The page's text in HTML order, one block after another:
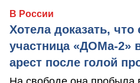
В России
Хотела доказать,
участница «ДОМа-2»
арест после голой